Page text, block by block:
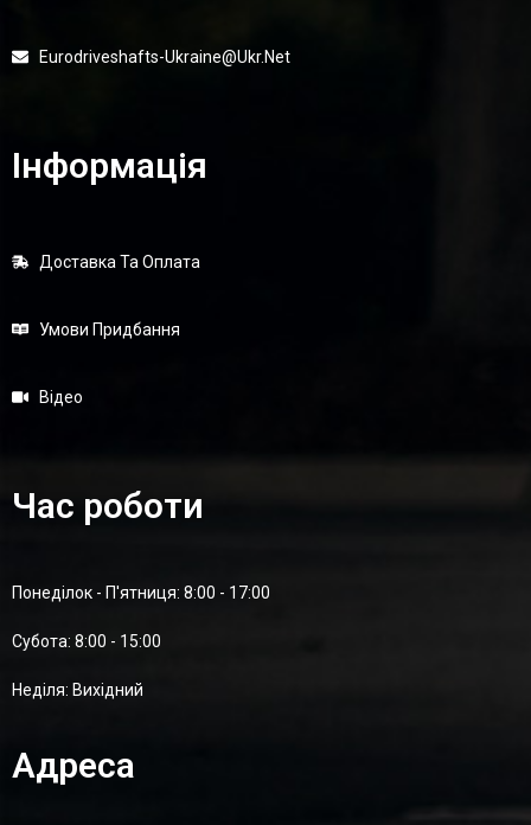
Eurodriveshafts-Ukraine@ukr.net
Інформація
Доставка Та Оплата
Умови Придбання
Відео
Час роботи
Понеділок - П'ятниця: 8:00 - 17:00
Суботa: 8:00 - 15:00
Неділя: Вихідний
Адреса